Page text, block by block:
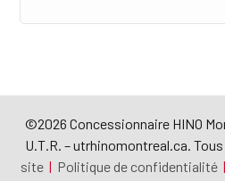
©2026 Concessionnaire HINO
U.T.R. – utrhinomontreal.ca.
site | Politique de confidentialité |